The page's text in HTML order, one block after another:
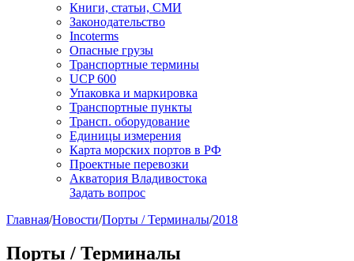
Книги, статьи, СМИ
Законодательство
Incoterms
Опасные грузы
Транспортные термины
UCP 600
Упаковка и маркировка
Транспортные пункты
Трансп. оборудование
Единицы измерения
Карта морских портов в РФ
Проектные перевозки
Акватория Владивостока
Задать вопрос
Главная/Новости/Порты / Терминалы/2018
Порты / Терминалы